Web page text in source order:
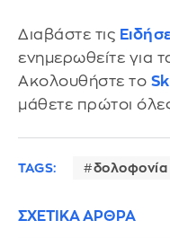
Διαβάστε τις
ενημερωθείτε για
Ακολουθήστε το
μάθετε πρώτοι όλες
TAGS:
ΣΧΕΤΙΚΑ ΑΡΘΡΑ